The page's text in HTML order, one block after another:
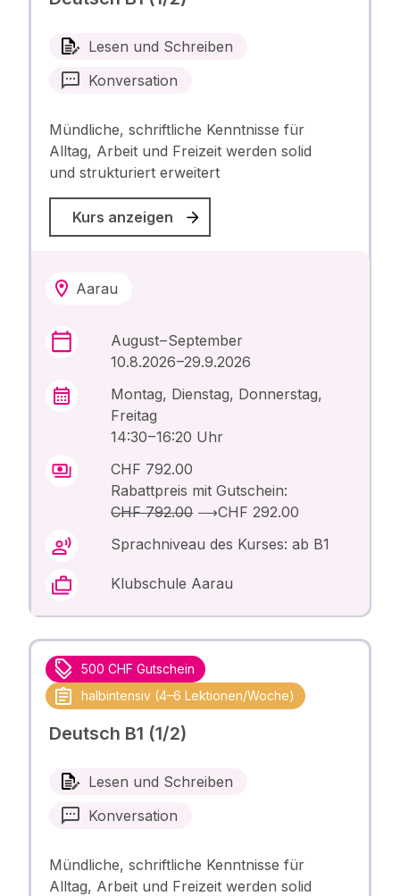
Lesen und Schreiben
Konversation
Mündliche, schriftliche Kenntnisse für
Alltag, Arbeit und Freizeit werden solid
und strukturiert erweitert
Kurs anzeigen
Aarau
August – September
10.8.2026 –29.9.2026
Montag, Dienstag, Donnerstag,
Freitag
14:30 – 16:20 Uhr
CHF 792.00
Rabattpreis mit Gutschein:
CHF 792.00⟶CHF 292.00
Sprachniveau des Kurses: ab B1
Klubschule Aarau
500 CHF Gutschein
halbintensiv (4–6 Lektionen/Woche)
Deutsch B1 (1/2)
Lesen und Schreiben
Konversation
Mündliche, schriftliche Kenntnisse für
Alltag, Arbeit und Freizeit werden solid